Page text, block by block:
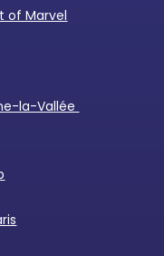
of Marvel
la-Vallée